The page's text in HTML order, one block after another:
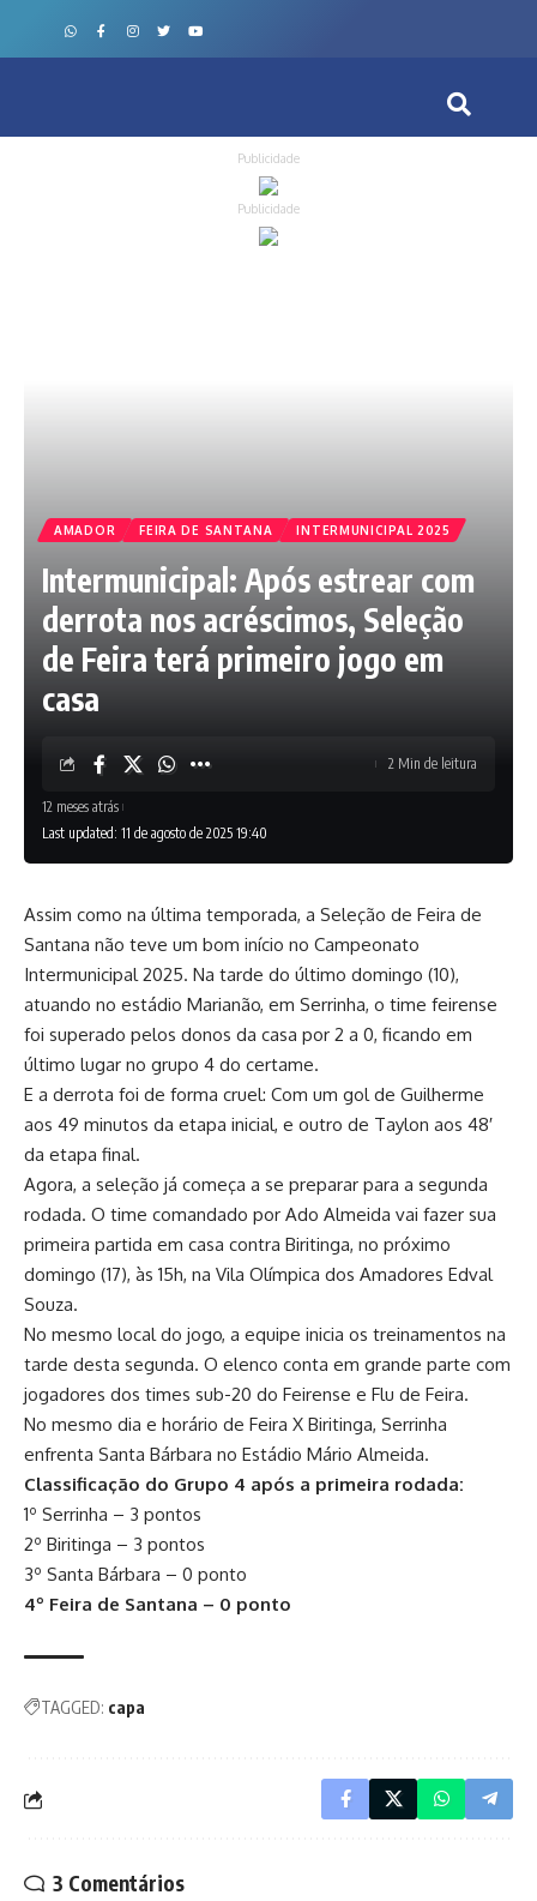
Publicidade
Publicidade
AMADOR FEIRA DE SANTANA INTERMUNICIPAL 2025
Intermunicipal: Após estrear com
derrota nos acréscimos, Seleção
de Feira terá primeiro jogo em
casa
Last updated: 11 de agosto de 2025 19:40
12 meses atrás
2 Min de leitura
Assim como na última temporada, a Seleção de Feira de
Santana não teve um bom início no Campeonato
Intermunicipal 2025. Na tarde do último domingo (10),
atuando no estádio Marianão, em Serrinha, o time feirense
foi superado pelos donos da casa por 2 a 0, ficando em
último lugar no grupo 4 do certame.
E a derrota foi de forma cruel: Com um gol de Guilherme
aos 49 minutos da etapa inicial, e outro de Taylon aos 48′
da etapa final.
Agora, a seleção já começa a se preparar para a segunda
rodada. O time comandado por Ado Almeida vai fazer sua
primeira partida em casa contra Biritinga, no próximo
domingo (17), às 15h, na Vila Olímpica dos Amadores Edval
Souza.
No mesmo local do jogo, a equipe inicia os treinamentos na
tarde desta segunda. O elenco conta em grande parte com
jogadores dos times sub-20 do Feirense e Flu de Feira.
No mesmo dia e horário de Feira X Biritinga, Serrinha
enfrenta Santa Bárbara no Estádio Mário Almeida.
Classificação do Grupo 4 após a primeira rodada:
1º Serrinha – 3 pontos
2º Biritinga – 3 pontos
3º Santa Bárbara – 0 ponto
4º Feira de Santana – 0 ponto
TAGGED: capa
3 Comentários